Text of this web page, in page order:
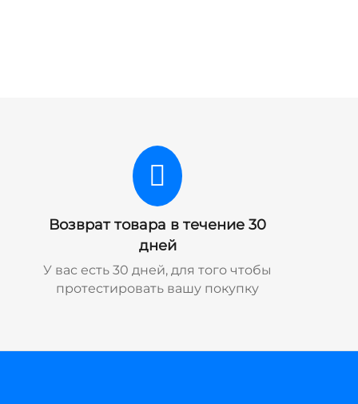
Возврат товара в течение 30
дней
У вас есть 30 дней, для того чтобы
протестировать вашу покупку